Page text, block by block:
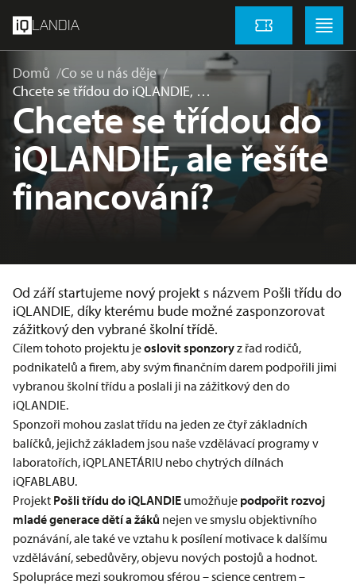
LANDIA Vstupenky
Menu
Domů
Co se u nás děje
Chcete se třídou do iQLANDIE, …
Chcete se třídou do
iQLANDIE, ale řešíte
financování?
Od září startujeme nový projekt s názvem Pošli třídu do
iQLANDIE, díky kterému bude možné zasponzorovat
zážitkový den vybrané školní třídě.
Cílem tohoto projektu jeoslovit sponzoryz řad rodičů,
podnikatelů a firem, aby svým finančním darem podpořili jimi
vybranou školní třídu a poslali ji na zážitkový den do
iQLANDIE.
Sponzoři mohou zaslat třídu na jeden ze čtyř základních
balíčků, jejichž základem jsou naše vzdělávací programy v
laboratořích, iQPLANETÁRIU nebo chytrých dílnách
iQFABLABU.
Projekt Pošli třídu do iQLANDIE umožňuje podpořit rozvoj
mladé generace dětí a žáků nejen ve smyslu objektivního
poznávání, ale také ve vztahu k posílení motivace k dalšímu
vzdělávání, sebedůvěry, objevu nových postojů a hodnot.
Spolupráce mezi soukromou sférou – science centrem –